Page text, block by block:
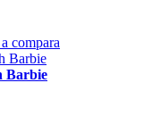
compara
Barbie